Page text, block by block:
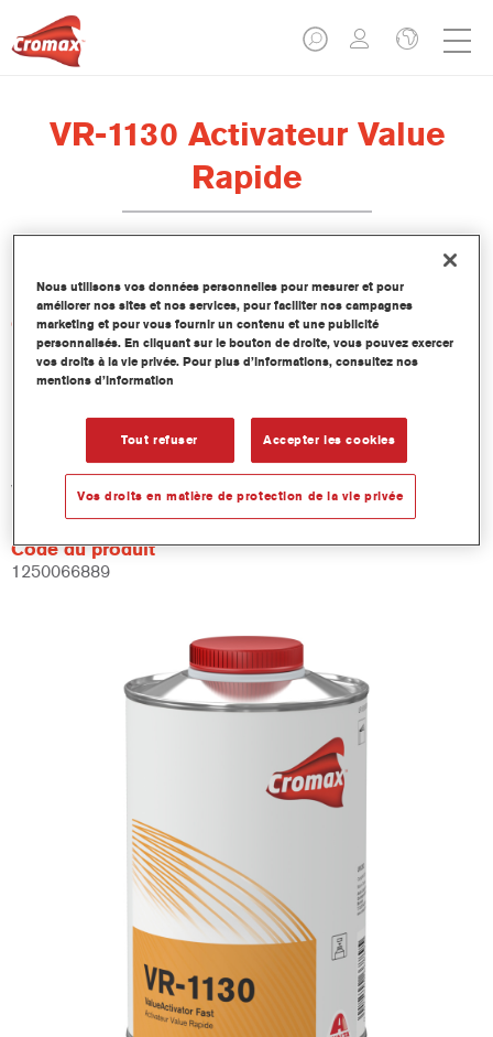
VR-1130 Activateur Value
Rapide
Caractéristiques du produit
Product Variant
Numéro article
VR-1130 1.00 LI
Code du produit
1250066889
Nous utilisons vos données personnelles pour mesurer et pour
améliorer nos sites et nos services, pour faciliter nos campagnes
marketing et pour vous fournir un contenu et une publicité
personnalisés. En cliquant sur le bouton de droite, vous pouvez exercer
vos droits à la vie privée. Pour plus d’informations, consultez nos
mentions d’information
Tout refuser Accepter les cookies
Vos droits en matière de protection de la vie privée